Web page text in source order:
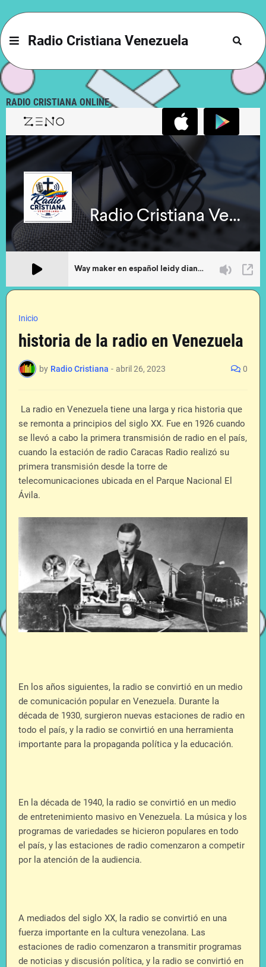
Radio Cristiana Venezuela
RADIO CRISTIANA ONLINE
Inicio
historia de la radio en Venezuela
by Radio Cristiana - abril 26, 2023 0
La radio en Venezuela tiene una larga y rica historia que
se remonta a principios del siglo XX. Fue en 1926 cuando
se llevó a cabo la primera transmisión de radio en el país,
cuando la estación de radio Caracas Radio realizó su
primera transmisión desde la torre de
telecomunicaciones ubicada en el Parque Nacional El
Ávila.
En los años siguientes, la radio se convirtió en un medio
de comunicación popular en Venezuela. Durante la
década de 1930, surgieron nuevas estaciones de radio en
todo el país, y la radio se convirtió en una herramienta
importante para la propaganda política y la educación.
En la década de 1940, la radio se convirtió en un medio
de entretenimiento masivo en Venezuela. La música y los
programas de variedades se hicieron populares en todo
el país, y las estaciones de radio comenzaron a competir
por la atención de la audiencia.
A mediados del siglo XX, la radio se convirtió en una
fuerza importante en la cultura venezolana. Las
estaciones de radio comenzaron a transmitir programas
de noticias y discusión política, y la radio se convirtió en